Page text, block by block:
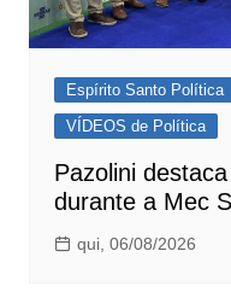
Espírito Santo Política
VÍDEOS de Política
Pazolini
durante a Mec
qui, 06/08/2026